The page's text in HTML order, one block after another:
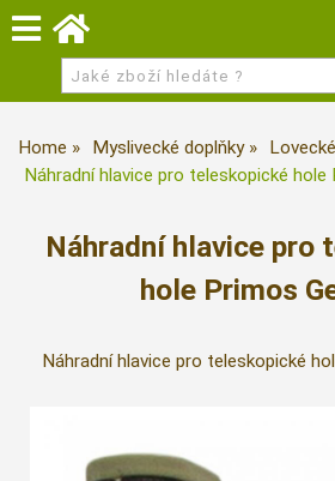
Home Myslivecké doplňky
Náhradní hlavice pro teleskopické hole
Náhradní hlavice pro
hole Primos
Náhradní hlavice pro teleskopické